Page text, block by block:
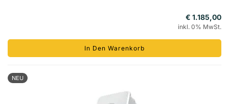
€ 1.185,00
inkl. 0% MwSt.
In Den Warenkorb
NEU